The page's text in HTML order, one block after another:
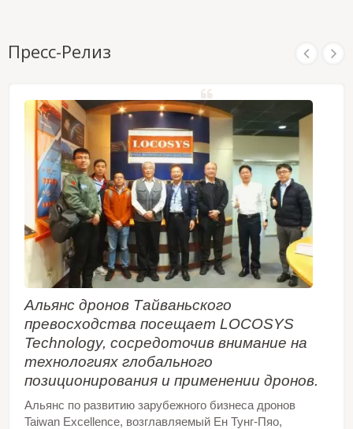
Пресс-Релиз
Альянс дронов Тайваньского
превосходства посещает LOCOSYS
Technology, сосредоточив внимание на
технологиях глобального
позиционирования и применении дронов.
Альянс по развитию зарубежного бизнеса дронов
Taiwan Excellence, возглавляемый Ен Тунг-Пяо,